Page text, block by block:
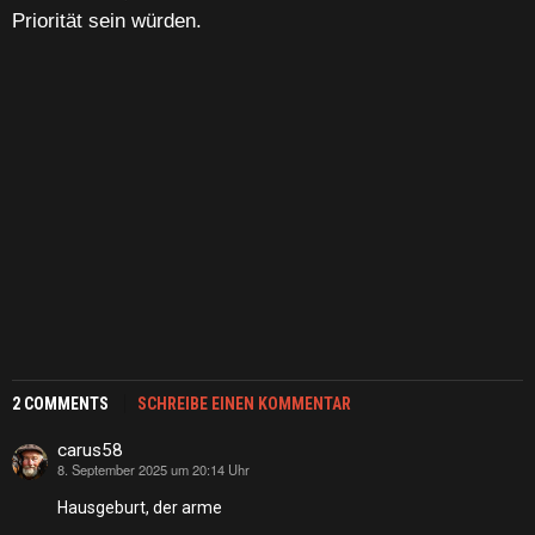
Priorität sein würden.
2 COMMENTS SCHREIBE EINEN KOMMENTAR
carus58
sagt:
8. September 2025 um 20:14 Uhr
Hausgeburt, der arme